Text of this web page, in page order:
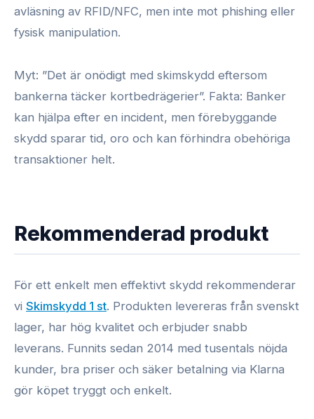
avläsning av RFID/NFC, men inte mot phishing eller
fysisk manipulation.
Myt: ”Det är onödigt med skimskydd eftersom
bankerna täcker kortbedrägerier”. Fakta: Banker
kan hjälpa efter en incident, men förebyggande
skydd sparar tid, oro och kan förhindra obehöriga
transaktioner helt.
Rekommenderad produkt
För ett enkelt men effektivt skydd rekommenderar
vi Skimskydd 1 st. Produkten levereras från svenskt
lager, har hög kvalitet och erbjuder snabb
leverans. Funnits sedan 2014 med tusentals nöjda
kunder, bra priser och säker betalning via Klarna
gör köpet tryggt och enkelt.